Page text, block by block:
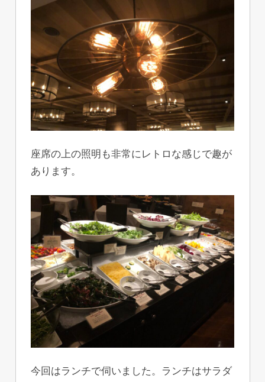
座席の上の照明も非常にレトロな感じで趣が
あります。
今回はランチで伺いました。ランチはサラダ